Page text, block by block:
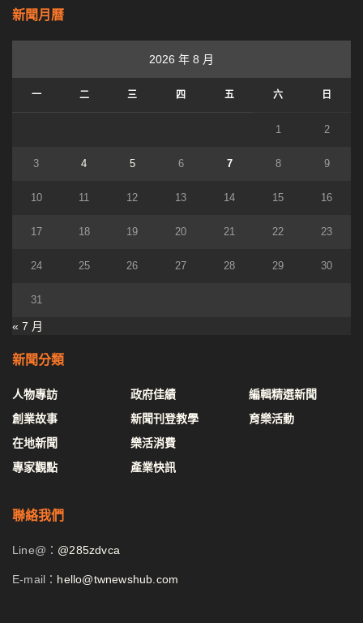
新聞月曆
2026 年 8 月
一 二 三 四 五 六 日
1 2
3 4 5 6 7 8 9
10 11 12 13 14 15 16
17 18 19 20 21 22 23
24 25 26 27 28 29 30
31
« 7 月
新聞分類
人物專訪
創業故事
在地新聞
專家觀點
政府佳績
新聞刊登教學
樂活消費
產業快訊
編輯精選新聞
育樂活動
聯絡我們
Line@： @285zdvca
E-mail： hello@twnewshub.com